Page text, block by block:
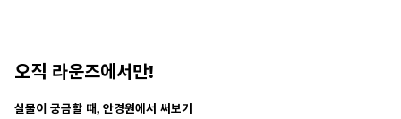
오직 라운즈에서만!
안경 렌즈 맞춤까지 한 번에